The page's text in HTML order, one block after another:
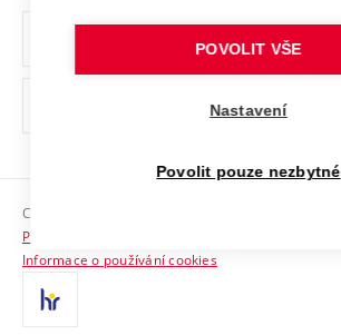
Ochrana osobních údajů
odkaz)
Sociální bezpečí
HR Award
Kontakty
Copyright © 2026 VUT
Prohlášení o přístupnosti
Informace o používání cookies
POVOLIT VŠE
Nastavení
Povolit pouze nezbytné